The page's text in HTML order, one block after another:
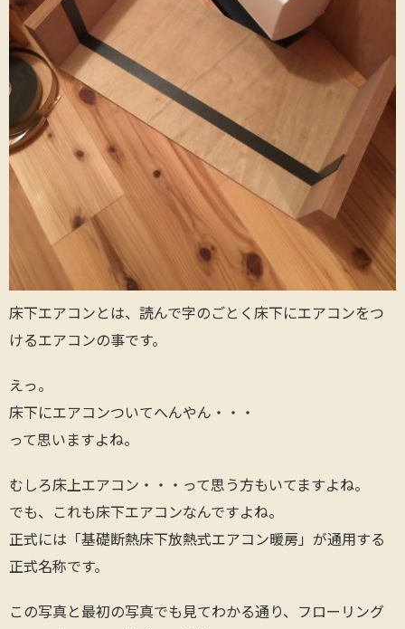
床下エアコンとは、読んで字のごとく床下にエアコンをつ
けるエアコンの事です。
えっ。
床下にエアコンついてへんやん・・・
って思いますよね。
むしろ床上エアコン・・・って思う方もいてますよね。
でも、これも床下エアコンなんですよね。
正式には「基礎断熱床下放熱式エアコン暖房」が通用する
正式名称です。
この写真と最初の写真でも見てわかる通り、フローリング